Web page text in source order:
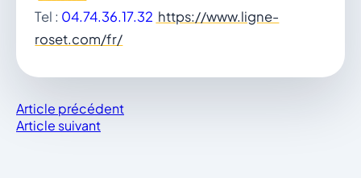
Tel : 04.74.36.17.32 https://www.ligne-
roset.com/fr/
Article précédent
Article suivant